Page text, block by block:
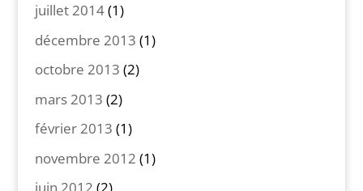
juillet 2014(1)
décembre 2013 (1)
octobre 2013 (2)
mars 2013 (2)
février 2013 (1)
novembre 2012 (1)